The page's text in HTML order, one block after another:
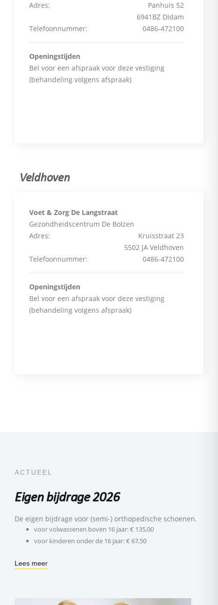
Adres:
Panhuis 52
6941BZ Didam
Telefoonnummer:
0486-472100
Openingstijden
Bel voor een afspraak voor deze vestiging
(behandeling volgens afspraak)
Veldhoven
Voet & Zorg De Langstraat
Gezondheidscentrum De Bolzen
Adres:
Kruisstraat 23
5502 JA Veldhoven
Telefoonnummer:
0486-472100
Openingstijden
Bel voor een afspraak voor deze vestiging
(behandeling volgens afspraak)
ACTUEEL
Eigen bijdrage 2026
De eigen bijdrage voor (semi-) orthopedische schoenen.
voor volwassenen boven 16 jaar: € 135,00
voor kinderen onder de 16 jaar: € 67,50
Lees meer